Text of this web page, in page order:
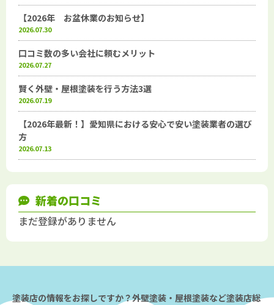
【2026年 お盆休業のお知らせ】
2026.07.30
口コミ数の多い会社に頼むメリット
2026.07.27
賢く外壁・屋根塗装を行う方法3選
2026.07.19
【2026年最新！】愛知県における安心で安い塗装業者の選び
方
2026.07.13
新着の口コミ
まだ登録がありません
塗装店の情報をお探しですか？外壁塗装・屋根塗装など塗装店総